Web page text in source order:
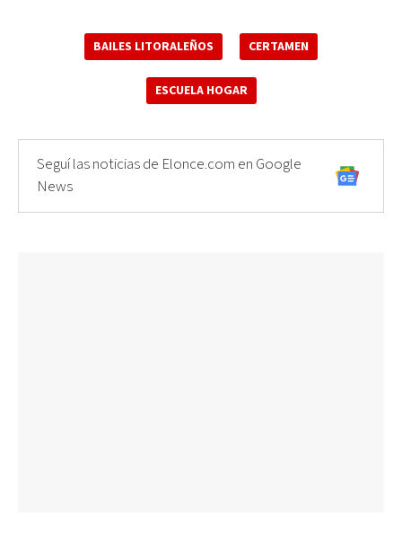
BAILES LITORALEÑOS CERTAMEN
ESCUELA HOGAR
Seguí las noticias de Elonce.com en Google
News